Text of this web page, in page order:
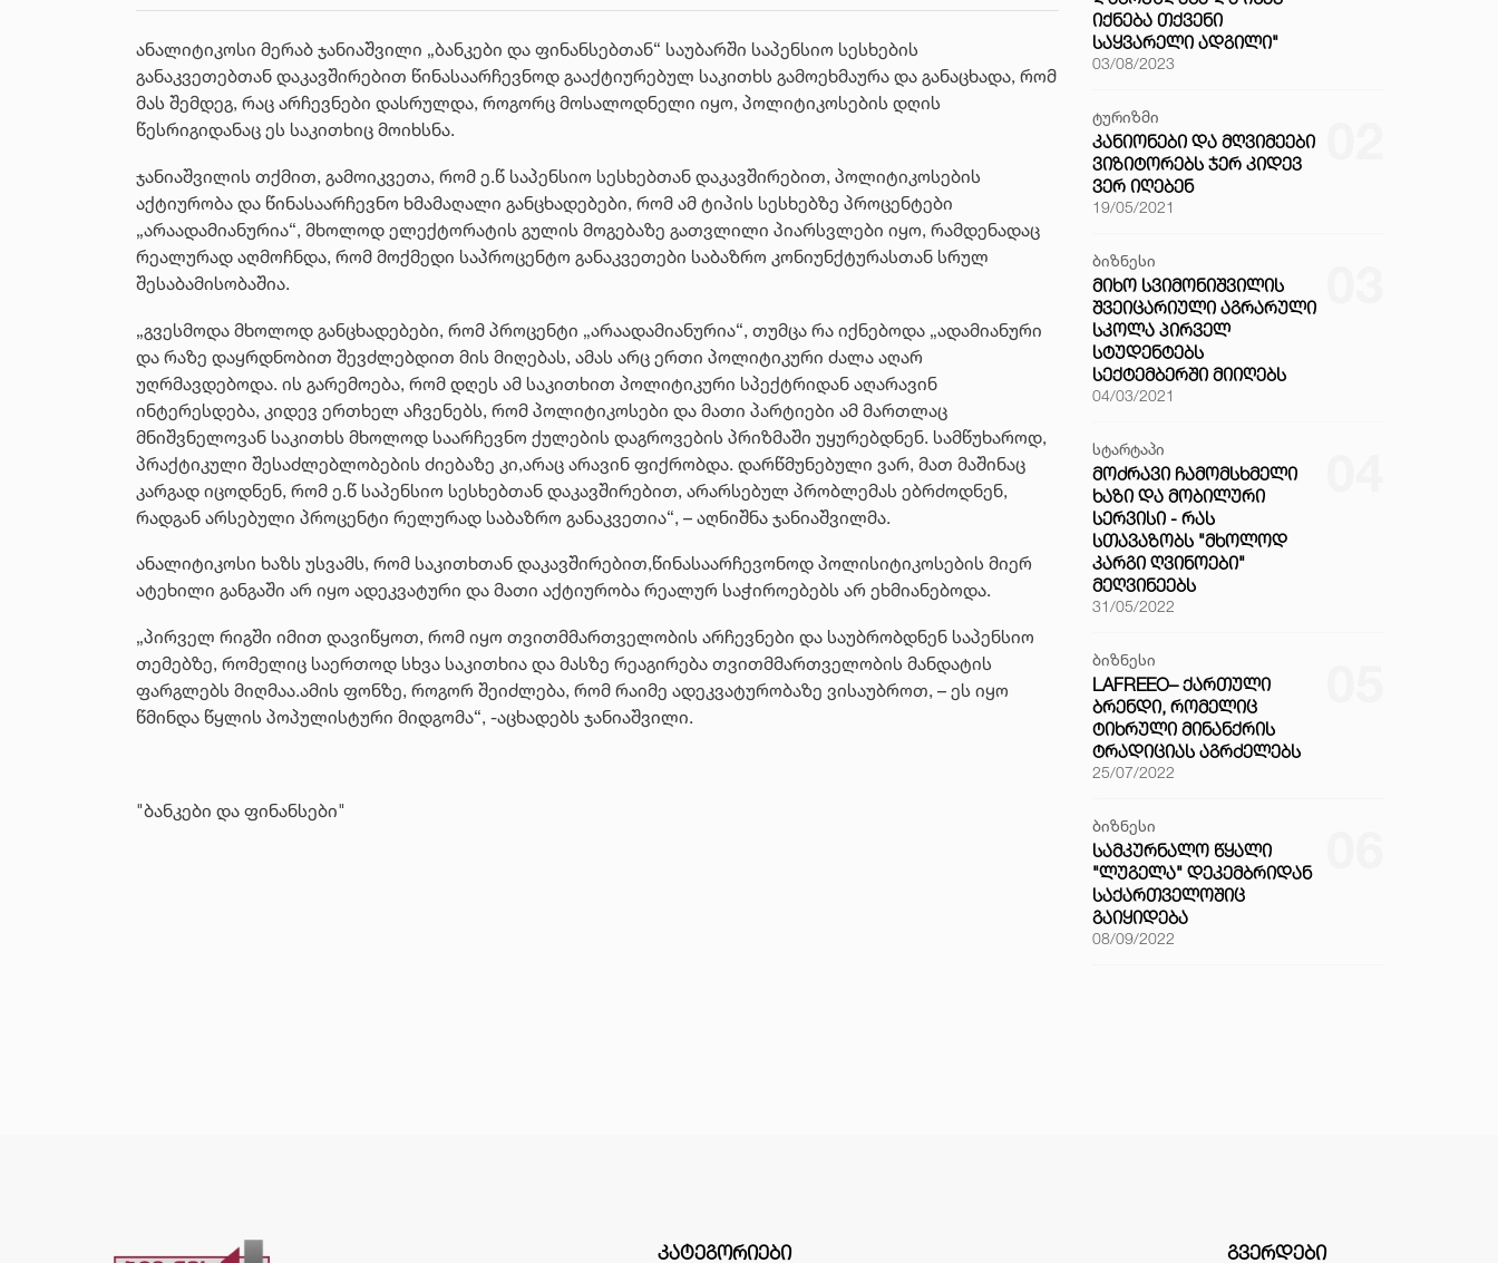
ანალიტიკოსი მერაბ ჯანიაშვილი „ბანკები და ფინანსებთან“ საუბარში საპენსიო სესხების
განაკვეთებთან დაკავშირებით წინასაარჩევნოდ გააქტიურებულ საკითხს გამოეხმაურა და განაცხადა, რომ
მას შემდეგ, რაც არჩევნები დასრულდა, როგორც მოსალოდნელი იყო, პოლიტიკოსების დღის
წესრიგიდანაც ეს საკითხიც მოიხსნა.
ჯანიაშვილის თქმით, გამოიკვეთა, რომ ე.წ საპენსიო სესხებთან დაკავშირებით, პოლიტიკოსების
აქტიურობა და წინასაარჩევნო ხმამაღალი განცხადებები, რომ ამ ტიპის სესხებზე პროცენტები
„არაადამიანურია“, მხოლოდ ელექტორატის გულის მოგებაზე გათვლილი პიარსვლები იყო, რამდენადაც
რეალურად აღმოჩნდა, რომ მოქმედი საპროცენტო განაკვეთები საბაზრო კონიუნქტურასთან სრულ
შესაბამისობაშია.
„გვესმოდა მხოლოდ განცხადებები, რომ პროცენტი „არაადამიანურია“, თუმცა რა იქნებოდა „ადამიანური
და რაზე დაყრდნობით შევძლებდით მის მიღებას, ამას არც ერთი პოლიტიკური ძალა აღარ
უღრმავდებოდა. ის გარემოება, რომ დღეს ამ საკითხით პოლიტიკური სპექტრიდან აღარავინ
ინტერესდება, კიდევ ერთხელ აჩვენებს, რომ პოლიტიკოსები და მათი პარტიები ამ მართლაც
მნიშვნელოვან საკითხს მხოლოდ საარჩევნო ქულების დაგროვების პრიზმაში უყურებდნენ. სამწუხაროდ,
პრაქტიკული შესაძლებლობების ძიებაზე კი,არაც არავინ ფიქრობდა. დარწმუნებული ვარ, მათ მაშინაც
კარგად იცოდნენ, რომ ე.წ საპენსიო სესხებთან დაკავშირებით, არარსებულ პრობლემას ებრძოდნენ,
რადგან არსებული პროცენტი რელურად საბაზრო განაკვეთია“, – აღნიშნა ჯანიაშვილმა.
ანალიტიკოსი ხაზს უსვამს, რომ საკითხთან დაკავშირებით,წინასაარჩევონოდ პოლისიტიკოსების მიერ
ატეხილი განგაში არ იყო ადეკვატური და მათი აქტიურობა რეალურ საჭიროებებს არ ეხმიანებოდა.
„პირველ რიგში იმით დავიწყოთ, რომ იყო თვითმმართველობის არჩევნები და საუბრობდნენ საპენსიო
თემებზე, რომელიც საერთოდ სხვა საკითხია და მასზე რეაგირება თვითმმართველობის მანდატის
ფარგლებს მიღმაა.ამის ფონზე, როგორ შეიძლება, რომ რაიმე ადეკვატურობაზე ვისაუბროთ, – ეს იყო
წმინდა წყლის პოპულისტური მიდგომა“, -აცხადებს ჯანიაშვილი.
"ბანკები და ფინანსები"
ᲘᲥᲜᲔᲑᲐ ᲗᲥᲕᲔᲜᲘ
ᲡᲐᲧᲕᲐᲠᲔᲚᲘ ᲐᲓᲒᲘᲚᲘ"
03/08/2023
ტურიზმი
ᲙᲐᲜᲘᲝᲜᲔᲑᲘ ᲓᲐ ᲛᲦᲕᲘᲛᲔᲔᲑᲘ
ᲕᲘᲖᲘᲢᲝᲠᲔᲑᲡ ᲯᲔᲠ ᲙᲘᲓᲔᲕ
ᲕᲔᲠ ᲘᲦᲔᲑᲔᲜ
19/05/2021
ბიზნესი
ᲛᲘᲮᲝ ᲡᲕᲘᲛᲝᲜᲘᲨᲕᲘᲚᲘᲡ
ᲨᲕᲔᲘᲪᲐᲠᲘᲣᲚᲘ ᲐᲒᲠᲐᲠᲣᲚᲘ
ᲡᲙᲝᲚᲐ ᲞᲘᲠᲕᲔᲚ
ᲡᲢᲣᲓᲔᲜᲢᲔᲑᲡ
ᲡᲔᲥᲢᲔᲛᲑᲔᲠᲨᲘ ᲛᲘᲘᲦᲔᲑᲡ
04/03/2021
სტარტაპი
ᲛᲝᲫᲠᲐᲕᲘ ᲩᲐᲛᲝᲛᲡᲮᲛᲔᲚᲘ
ᲮᲐᲖᲘ ᲓᲐ ᲛᲝᲑᲘᲚᲣᲠᲘ
ᲡᲔᲠᲕᲘᲡᲘ - ᲠᲐᲡ
ᲡᲗᲐᲕᲐᲖᲝᲑᲡ "ᲛᲮᲝᲚᲝᲓ
ᲙᲐᲠᲒᲘ ᲦᲕᲘᲜᲝᲔᲑᲘ"
ᲛᲔᲦᲕᲘᲜᲔᲔᲑᲡ
31/05/2022
ბიზნესი
LAFREEO– ᲥᲐᲠᲗᲣᲚᲘ
ᲑᲠᲔᲜᲓᲘ, ᲠᲝᲛᲔᲚᲘᲪ
ᲢᲘᲮᲠᲣᲚᲘ ᲛᲘᲜᲐᲜᲥᲠᲘᲡ
ᲢᲠᲐᲓᲘᲪᲘᲐᲡ ᲐᲒᲠᲫᲔᲚᲔᲑᲡ
25/07/2022
ბიზნესი
ᲡᲐᲛᲙᲣᲠᲜᲐᲚᲝ ᲬᲧᲐᲚᲘ
"ᲚᲣᲒᲔᲚᲐ" ᲓᲔᲙᲔᲛᲑᲠᲘᲓᲐᲜ
ᲡᲐᲥᲐᲠᲗᲕᲔᲚᲝᲨᲘᲪ
ᲒᲐᲘᲧᲘᲓᲔᲑᲐ
08/09/2022
ᲙᲐᲢᲔᲒᲝᲠᲘᲔᲑᲘ ᲒᲕᲔᲠᲓᲔᲑᲘ